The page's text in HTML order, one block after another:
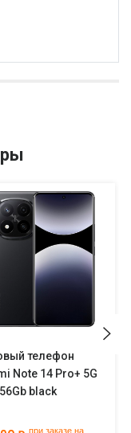
телефон
Note 14 Pro+ 5G
black
при заказе на